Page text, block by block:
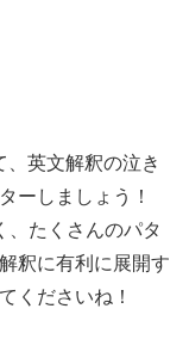
、英文解釈の泣き
ーしましょう！
、たくさんのパタ
釈に有利に展開す
くださいね！